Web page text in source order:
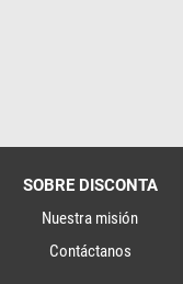
SOBRE DISCONTA
Nuestra misión
Contáctanos